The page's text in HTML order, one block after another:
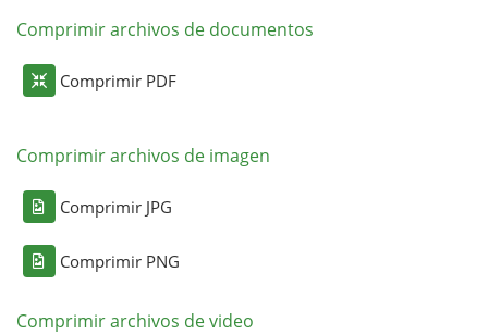
Comprimir archivos de documentos
Comprimir PDF
Comprimir archivos de imagen
Comprimir JPG
Comprimir PNG
Comprimir archivos de video